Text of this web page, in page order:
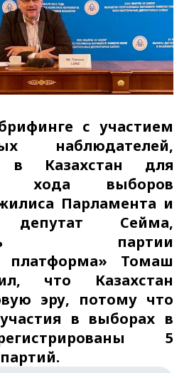
с участием
наблюдателей,
в Казахстан для
хода выборов
Парламента и
депутат Сейма,
партии
платформа» Томаш
что Казахстан
эру, потому что
в выборах в
5